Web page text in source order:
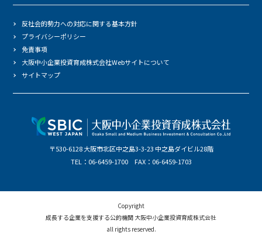
〒530-6128 大阪市北区中之島3-3-23 中之島ダイビル28階
TEL：06-6459-1700 FAX：06-6459-1703
反社会的勢力への対応に関する基本方針
プライバシーポリシー
免責事項
大阪中小企業投資育成株式会社Webサイトについて
サイトマップ
Copyright
成長する企業を支援する公的機関 大阪中小企業投資育成株式会社
all rights reserved.